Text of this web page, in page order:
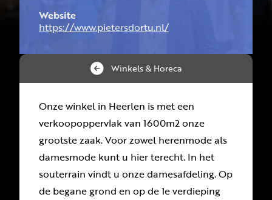
Winkels & Horeca
Onze winkel in Heerlen is met een
verkoopoppervlak van 1600m2 onze
grootste zaak. Voor zowel herenmode als
damesmode kunt u hier terecht. In het
souterrain vindt u onze damesafdeling. Op
de begane grond en op de 1e verdieping
Website
https://www.pietersdortu.nl/